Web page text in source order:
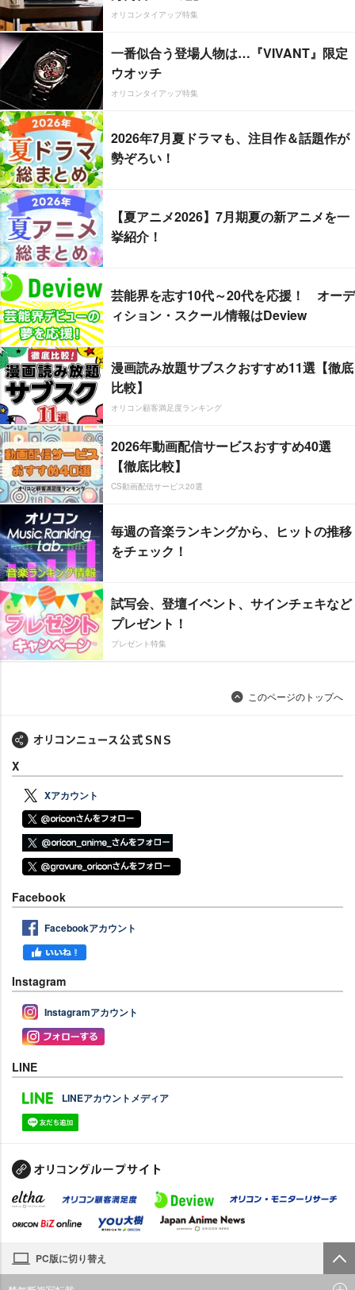
オリコンタイアップ特集
一番似合う登場人物は…『VIVANT』限定
ウオッチ
オリコンタイアップ特集
2026年7月夏ドラマも、注目作＆話題作が
勢ぞろい！
【夏アニメ2026】7月期夏の新アニメを一
挙紹介！
芸能界を志す10代～20代を応援！ オーデ
ィション・スクール情報はDeview
漫画読み放題サブスクおすすめ11選【徹底
比較】
オリコン顧客満足度ランキング
2026年動画配信サービスおすすめ40選
【徹底比較】
CS動画配信サービス20選
毎週の音楽ランキングから、ヒットの推移
をチェック！
試写会、登壇イベント、サインチェキなど
プレゼント！
プレゼント特集
このページのトップへ
X
Xアカウント
Facebook
Facebookアカウント
Instagram
Instagramアカウント
LINE
LINEアカウントメディア
PC版に切り替え